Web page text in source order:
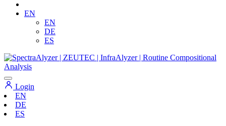
EN
EN
DE
ES
Login
EN
DE
ES